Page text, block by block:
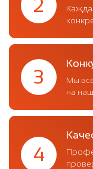
2
3
Мы
на
4